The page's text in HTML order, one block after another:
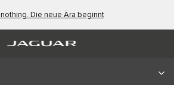
Die neue Ära beginnt